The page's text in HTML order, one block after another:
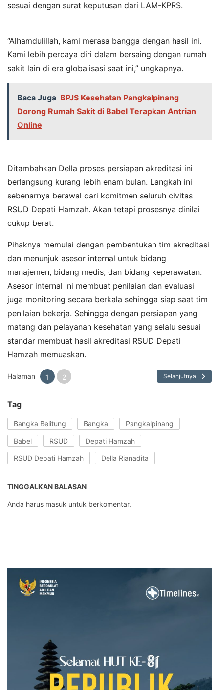
sesuai dengan surat keputusan dari LAM-KPRS.
“Alhamdulillah, kami merasa bangga dengan hasil ini.
Kami lebih percaya diri dalam bersaing dengan rumah
sakit lain di era globalisasi saat ini,” ungkapnya.
Baca Juga BPJS Kesehatan Pangkalpinang
Dorong Rumah Sakit di Babel Terapkan Antrian
Online
Ditambahkan Della proses persiapan akreditasi ini
berlangsung kurang lebih enam bulan. Langkah ini
sebenarnya berawal dari komitmen seluruh civitas
RSUD Depati Hamzah. Akan tetapi prosesnya dinilai
cukup berat.
Pihaknya memulai dengan pembentukan tim akreditasi
dan menunjuk asesor internal untuk bidang
manajemen, bidang medis, dan bidang keperawatan.
Asesor internal ini membuat penilaian dan evaluasi
juga monitoring secara berkala sehingga siap saat tim
penilaian bekerja. Sehingga dengan persiapan yang
matang dan pelayanan kesehatan yang selalu sesuai
standar membuat hasil akreditasi RSUD Depati
Hamzah memuaskan.
Halaman 1 2 Selanjutnya
Tag
Bangka Belitung Bangka Pangkalpinang
Babel RSUD Depati Hamzah
RSUD Depati Hamzah Della Rianadita
TINGGALKAN BALASAN
Anda harus masuk untuk berkomentar.